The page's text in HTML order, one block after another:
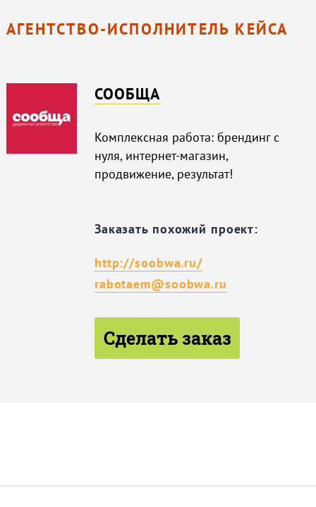
АГЕНТСТВО-ИСПОЛНИТЕЛЬ КЕЙСА
СООБЩА
Комплексная работа: брендинг с
нуля, интернет-магазин,
продвижение, результат!
Заказать похожий проект:
http://soobwa.ru/
rabotaem@soobwa.ru
Сделать заказ